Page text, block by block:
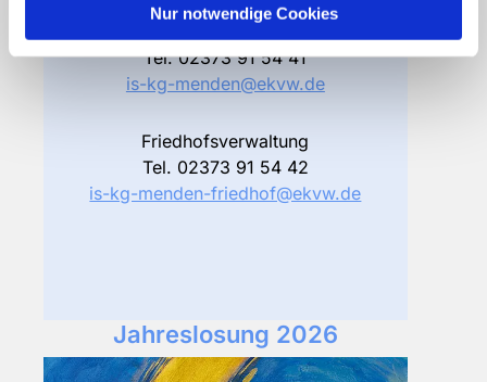
Nur notwendige Cookies
Tel.02373 91 54 41
is-kg-menden@ekvw.de
Friedhofsverwaltung
Tel. 02373 91 54 42
is-kg-menden-friedhof@ekvw.de
Jahreslosung 2026